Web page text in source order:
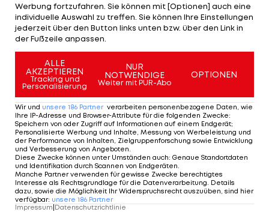
DieChampions League2012/13 wird in einem
neuen Format ausgespielt. Das Feld wurde von 24
auf 28 Clubs aufgestockt.
Die Gruppen-Sieger sowie die fünf besten -
Zweiten der sieben Pools steigen in die K.o.-Phase
auf. In dieser werden dann jene drei Teams
ermittelt, die mit dem Veranstalter (noch offen)
die Teilnehmer des Final Four bilden.
Im Rahmen der Auslosung präsentierte der
heimische Verband (ÖVV) auch ein Charity-
Projekt.
Werbung fortzufahren. Sie können mit [Optionen] auch eine
individuelle Auswahl zu treffen. Sie können Ihre Einstellungen
jederzeit über den Button links unten bzw. über den Link in
der Fußzeile anpassen.
ALLE
AKZEPTIEREN
Tracking und
Personalisierung
NUR
NOTWENDIGE
Weiter mit PUR-Abo
OPTIONEN
Wir und unsere 186 Partner verarbeiten personenbezogene Daten, wie
Ihre IP-Adresse und Browser-Attribute für die folgenden Zwecke:
Speichern von oder Zugriff auf Informationen auf einem Endgerät;
Personalisierte Werbung und Inhalte, Messung von Werbeleistung und
der Performance von Inhalten, Zielgruppenforschung sowie Entwicklung
und Verbesserung von Angeboten.
Diese Zwecke können unter Umständen auch: Genaue Standortdaten
und Identifikation durch Scannen von Endgeräten.
Manche Partner verwenden für gewisse Zwecke berechtigtes
Interesse als Rechtsgrundlage für die Datenverarbeitung. Details
dazu, sowie die Möglichkeit Ihr Widerspruchsrecht auszuüben, sind hier
verfügbar: unsere 186 Partner
Impressum Datenschutzrichtlinie